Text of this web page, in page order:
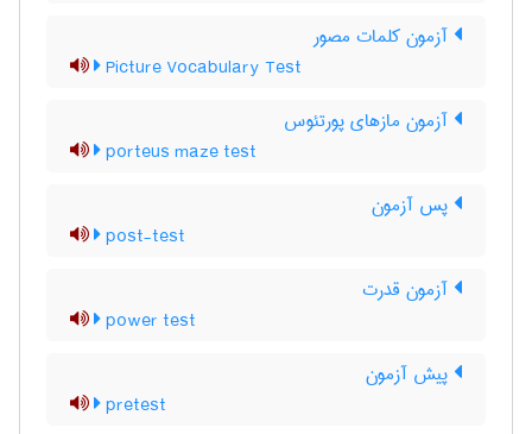
آزمون کلمات مصور
Picture Vocabulary Test
آزمون مازهای پورتئوس
porteus maze test
پس آزمون
post-test
آزمون قدرت
power test
پیش آزمون
pretest